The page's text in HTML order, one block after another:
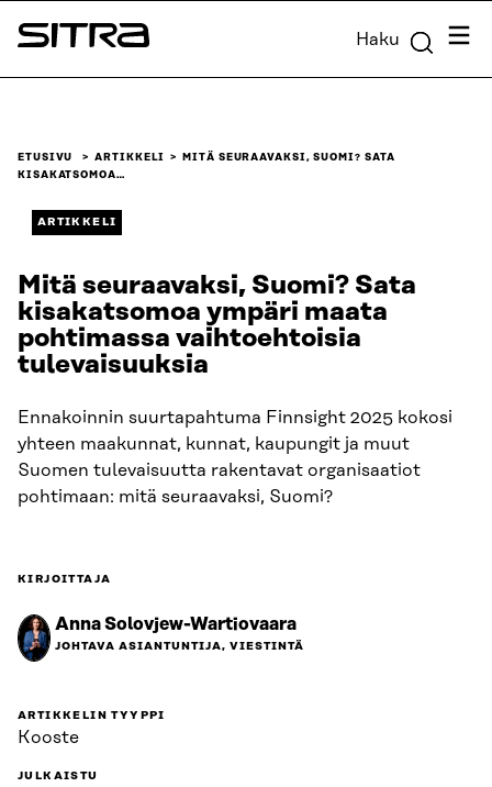
Siirry
suoraan
Sitra Haku
ETUSIVU ARTIKKELI
MITÄ SEURAAVAKSI, SUOMI? SATA
KISAKATSOMOA…
ARTIKKELI
Mitä seuraavaksi, Suomi? Sata
kisakatsomoa ympäri maata
pohtimassa vaihtoehtoisia
tulevaisuuksia
Ennakoinnin suurtapahtuma Finnsight 2025 kokosi
yhteen maakunnat, kunnat, kaupungit ja muut
Suomen tulevaisuutta rakentavat organisaatiot
pohtimaan: mitä seuraavaksi, Suomi?
KIRJOITTAJA
Anna Solovjew-Wartiovaara
JOHTAVA ASIANTUNTIJA, VIESTINTÄ
ARTIKKELIN TYYPPI
Kooste
JULKAISTU